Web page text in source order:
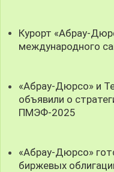
Курорт «Абрау-
международного
«Абрау-Дюрсо» и
объявили о
ПМЭФ-2025
«Абрау-Дюрсо»
биржевых